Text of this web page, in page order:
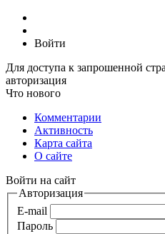
Войти
Для доступа к запрошенной
авторизация
Что нового
Комментарии
Активность
Карта сайта
О сайте
Войти на сайт
Авторизация
E-mail
Пароль